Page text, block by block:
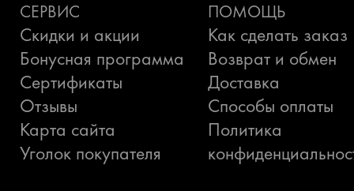
СЕРВИС
Скидки и акции
Бонусная программа
Сертификаты
Отзывы
Карта сайта
Уголок покупателя
ПОМОЩЬ
Как сделать заказ
Возврат и обмен
Доставка
Способы оплаты
Политика